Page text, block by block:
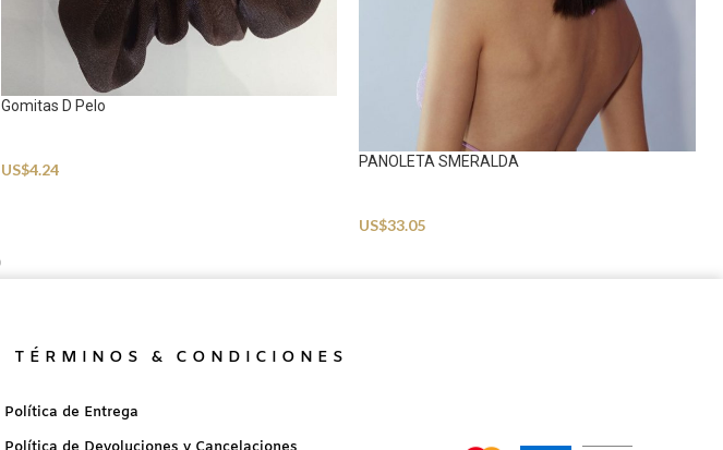
Gomitas D Pelo
US$4.24 PANOLETA SMERALDA
US$33.05
TÉRMINOS & CONDICIONES
Política de Entrega